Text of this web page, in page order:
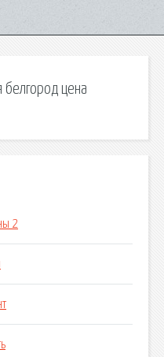
белгород цена
2